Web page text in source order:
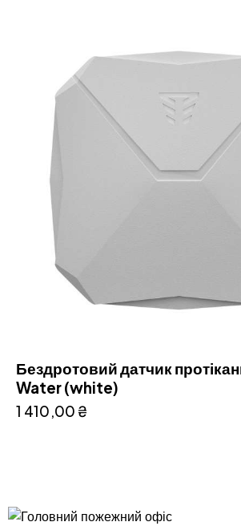
Бездротовий датчик
Water (white)
1 410,00₴